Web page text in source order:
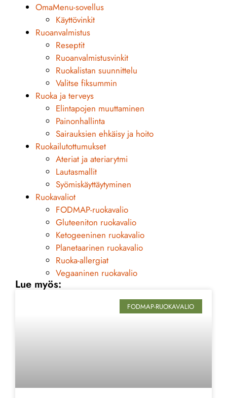
OmaMenu-sovellus
Käyttövinkit
Ruoanvalmistus
Reseptit
Ruoanvalmistusvinkit
Ruokalistan suunnittelu
Valitse fiksummin
Ruoka ja terveys
Elintapojen muuttaminen
Painonhallinta
Sairauksien ehkäisy ja hoito
Ruokailutottumukset
Ateriat ja ateriarytmi
Lautasmallit
Syömiskäyttäytyminen
Ruokavaliot
FODMAP-ruokavalio
Gluteeniton ruokavalio
Ketogeeninen ruokavalio
Planetaarinen ruokavalio
Ruoka-allergiat
Vegaaninen ruokavalio
Lue myös:
FODMAP-RUOKAVALIO